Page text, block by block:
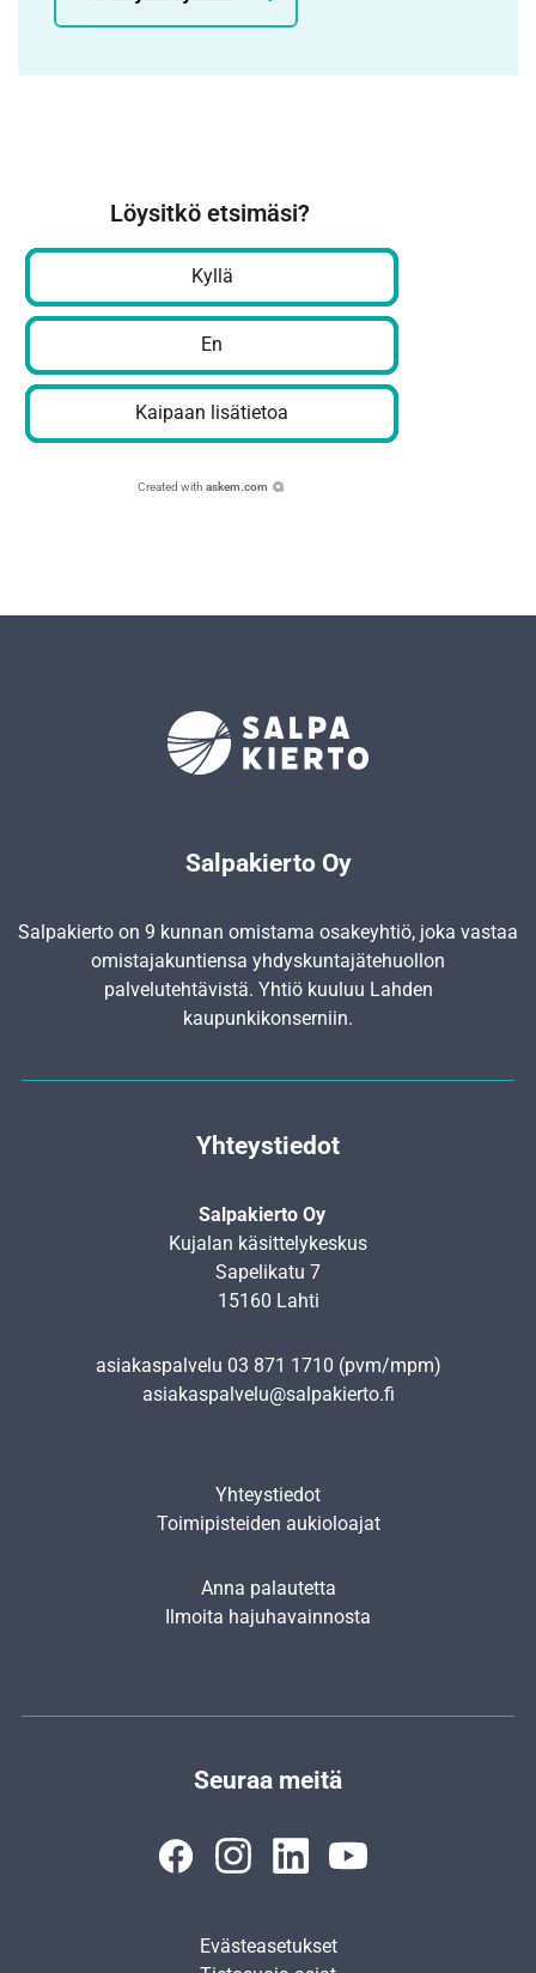
Löysitkö etsimäsi?
Kyllä
En
Kaipaan lisätietoa
Created with askem.com
Salpakierto Oy
Salpakierto on 9 kunnan omistama osakeyhtiö, joka vastaa
omistajakuntiensa yhdyskunta­jätehuollon
palvelutehtävistä. Yhtiö kuuluu Lahden
kaupunkikonserniin.
Yhteystiedot
Salpakierto Oy
Kujalan käsittelykeskus
Sapelikatu 7
15160 Lahti
asiakaspalvelu 03 871 1710 (pvm/mpm)
asiakaspalvelu@salpakierto.fi
Yhteystiedot
Toimipisteiden aukioloajat
Anna palautetta
Ilmoita hajuhavainnosta
Seuraa meitä
Evästeasetukset